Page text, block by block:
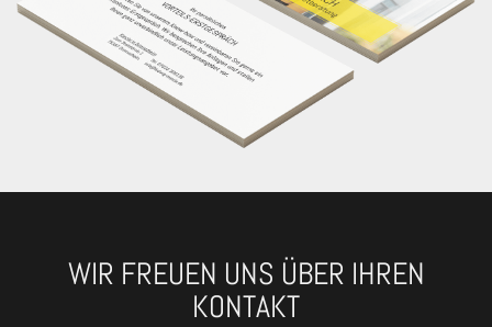
WIR FREUEN UNS ÜBER IHREN
KONTAKT